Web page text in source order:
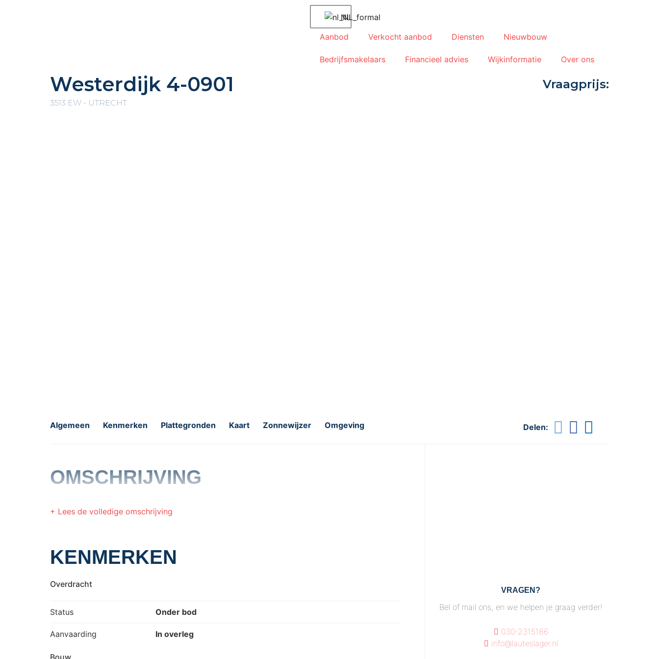
NL
Aanbod Verkocht aanbod Diensten Nieuwbouw
Bedrijfsmakelaars Financieel advies Wijkinformatie Over ons
Vraagprijs:
Westerdijk 4-0901
3513 EW - UTRECHT
Algemeen Kenmerken Plattegronden Kaart Zonnewijzer Omgeving Delen:
OMSCHRIJVING
+ Lees de volledige omschrijving
KENMERKEN
Overdracht
Status Onder bod
Aanvaarding In overleg
VRAGEN?
Bel of mail ons, en we helpen je graag verder!
030-2315186
info@lauteslager.nl